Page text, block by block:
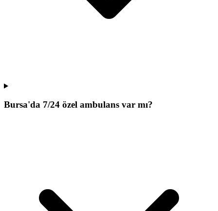
Bursa'da 7/24 özel ambulans var mı?